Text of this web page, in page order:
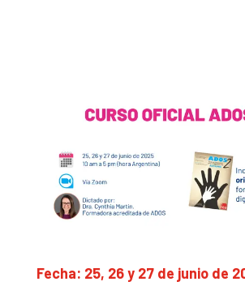
Fecha: 25, 26 y 27 de junio de